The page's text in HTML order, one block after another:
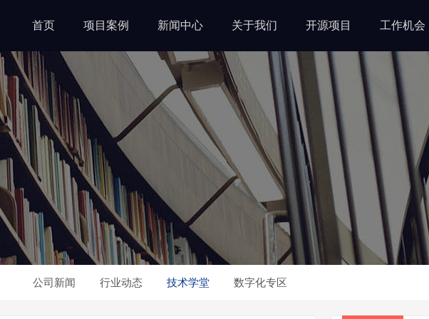
首页 项目案例 新闻中心 关于我们 开源项目 工作机会
公司新闻 行业动态 技术学堂 数字化专区